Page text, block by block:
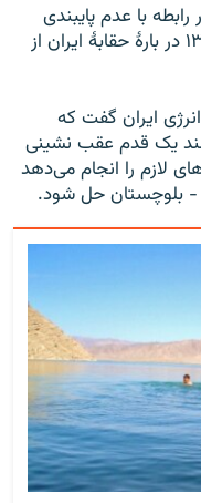
با عدم پایبندی
حکومت طالبان به تعهدات معاهدۀ ۱۳۵۱ در بارۀ حقابۀ ایران از
ایران گفت که
یک قدم عقب نشینی
لازم را انجام می‌دهد
- بلوچستان حل شود.